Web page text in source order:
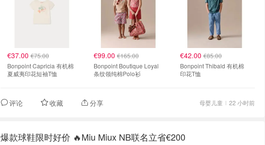
€37.00 €75.00
Bonpoint Capricia 有机棉
夏威夷印花短袖T恤
€99.00 €165.00
Bonpoint Boutique Loyal
条纹领纯棉Polo衫
€42.00 €85.00
Bonpoint Thibald 有机棉
印花T恤
评论 收藏 分享 母婴儿童 22 小时前
爆款球鞋限时好价 🔥Miu Miux NB联名立省€200